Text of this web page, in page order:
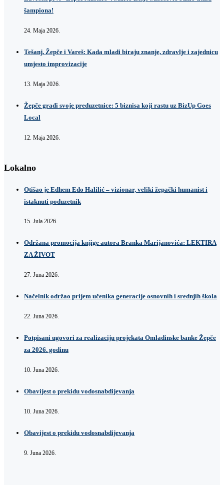
šampiona!
24. Maja 2026.
Tešanj, Žepče i Vareš: Kada mladi biraju znanje, zdravlje i zajednicu
umjesto improvizacije
13. Maja 2026.
Žepče gradi svoje preduzetnice: 5 biznisa koji rastu uz BizUp Goes
Local
12. Maja 2026.
Lokalno
Otišao je Edhem Edo Halilić – vizionar, veliki žepački humanist i
istaknuti poduzetnik
15. Jula 2026.
Održana promocija knjige autora Branka Marijanovića: LEKTIRA
ZA ŽIVOT
27. Juna 2026.
Načelnik održao prijem učenika generacije osnovnih i srednjih škola
22. Juna 2026.
Potpisani ugovori za realizaciju projekata Omladinske banke Žepče
za 2026. godinu
10. Juna 2026.
Obavijest o prekidu vodosnabdijevanja
10. Juna 2026.
Obavijest o prekidu vodosnabdijevanja
9. Juna 2026.